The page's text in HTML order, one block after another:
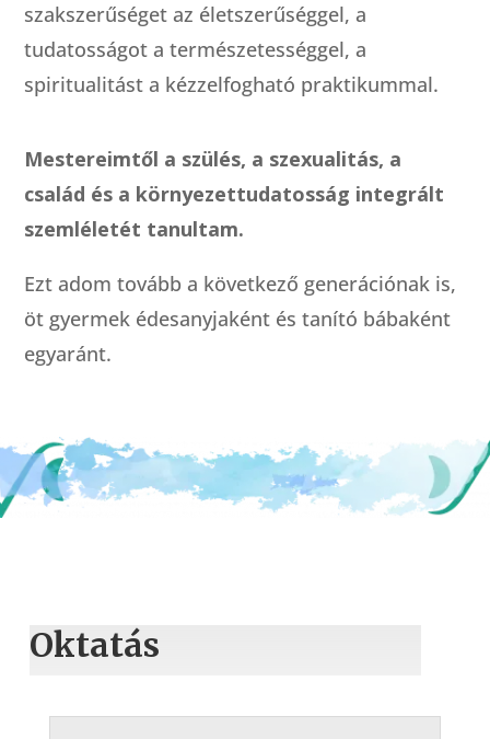
szakszerűséget az életszerűséggel, a
tudatosságot a természetességgel, a
spiritualitást a kézzelfogható praktikummal.
Mestereimtől a szülés, a szexualitás, a
család és a környezettudatosság integrált
szemléletét tanultam.
Ezt adom tovább a következő generációnak is,
öt gyermek édesanyjaként és tanító bábaként
egyaránt.
Oktatás